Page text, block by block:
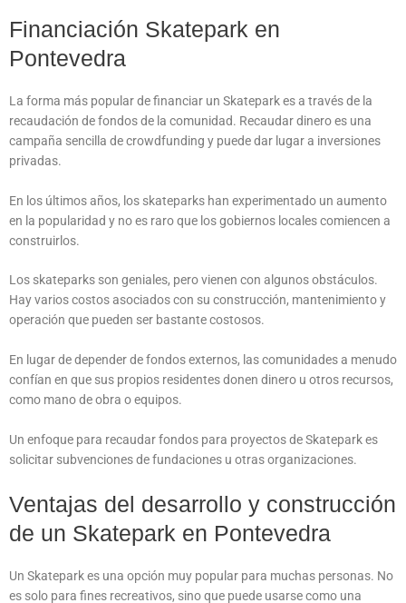
Financiación Skatepark en
Pontevedra
La forma más popular de financiar un Skatepark es a través de la
recaudación de fondos de la comunidad. Recaudar dinero es una
campaña sencilla de crowdfunding y puede dar lugar a inversiones
privadas.
En los últimos años, los skateparks han experimentado un aumento
en la popularidad y no es raro que los gobiernos locales comiencen a
construirlos.
Los skateparks son geniales, pero vienen con algunos obstáculos.
Hay varios costos asociados con su construcción, mantenimiento y
operación que pueden ser bastante costosos.
En lugar de depender de fondos externos, las comunidades a menudo
confían en que sus propios residentes donen dinero u otros recursos,
como mano de obra o equipos.
Un enfoque para recaudar fondos para proyectos de Skatepark es
solicitar subvenciones de fundaciones u otras organizaciones.
Ventajas del desarrollo y construcción
de un Skatepark en Pontevedra
Un Skatepark es una opción muy popular para muchas personas. No
es solo para fines recreativos, sino que puede usarse como una